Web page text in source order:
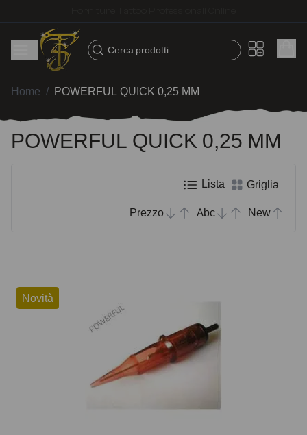
Cerca prodotti
Home / POWERFUL QUICK 0,25 MM
POWERFUL QUICK 0,25 MM
Lista Griglia
Prezzo Abc New
Novità